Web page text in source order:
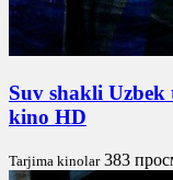
Suv shakli
kino HD
Tarjima kinolar 383